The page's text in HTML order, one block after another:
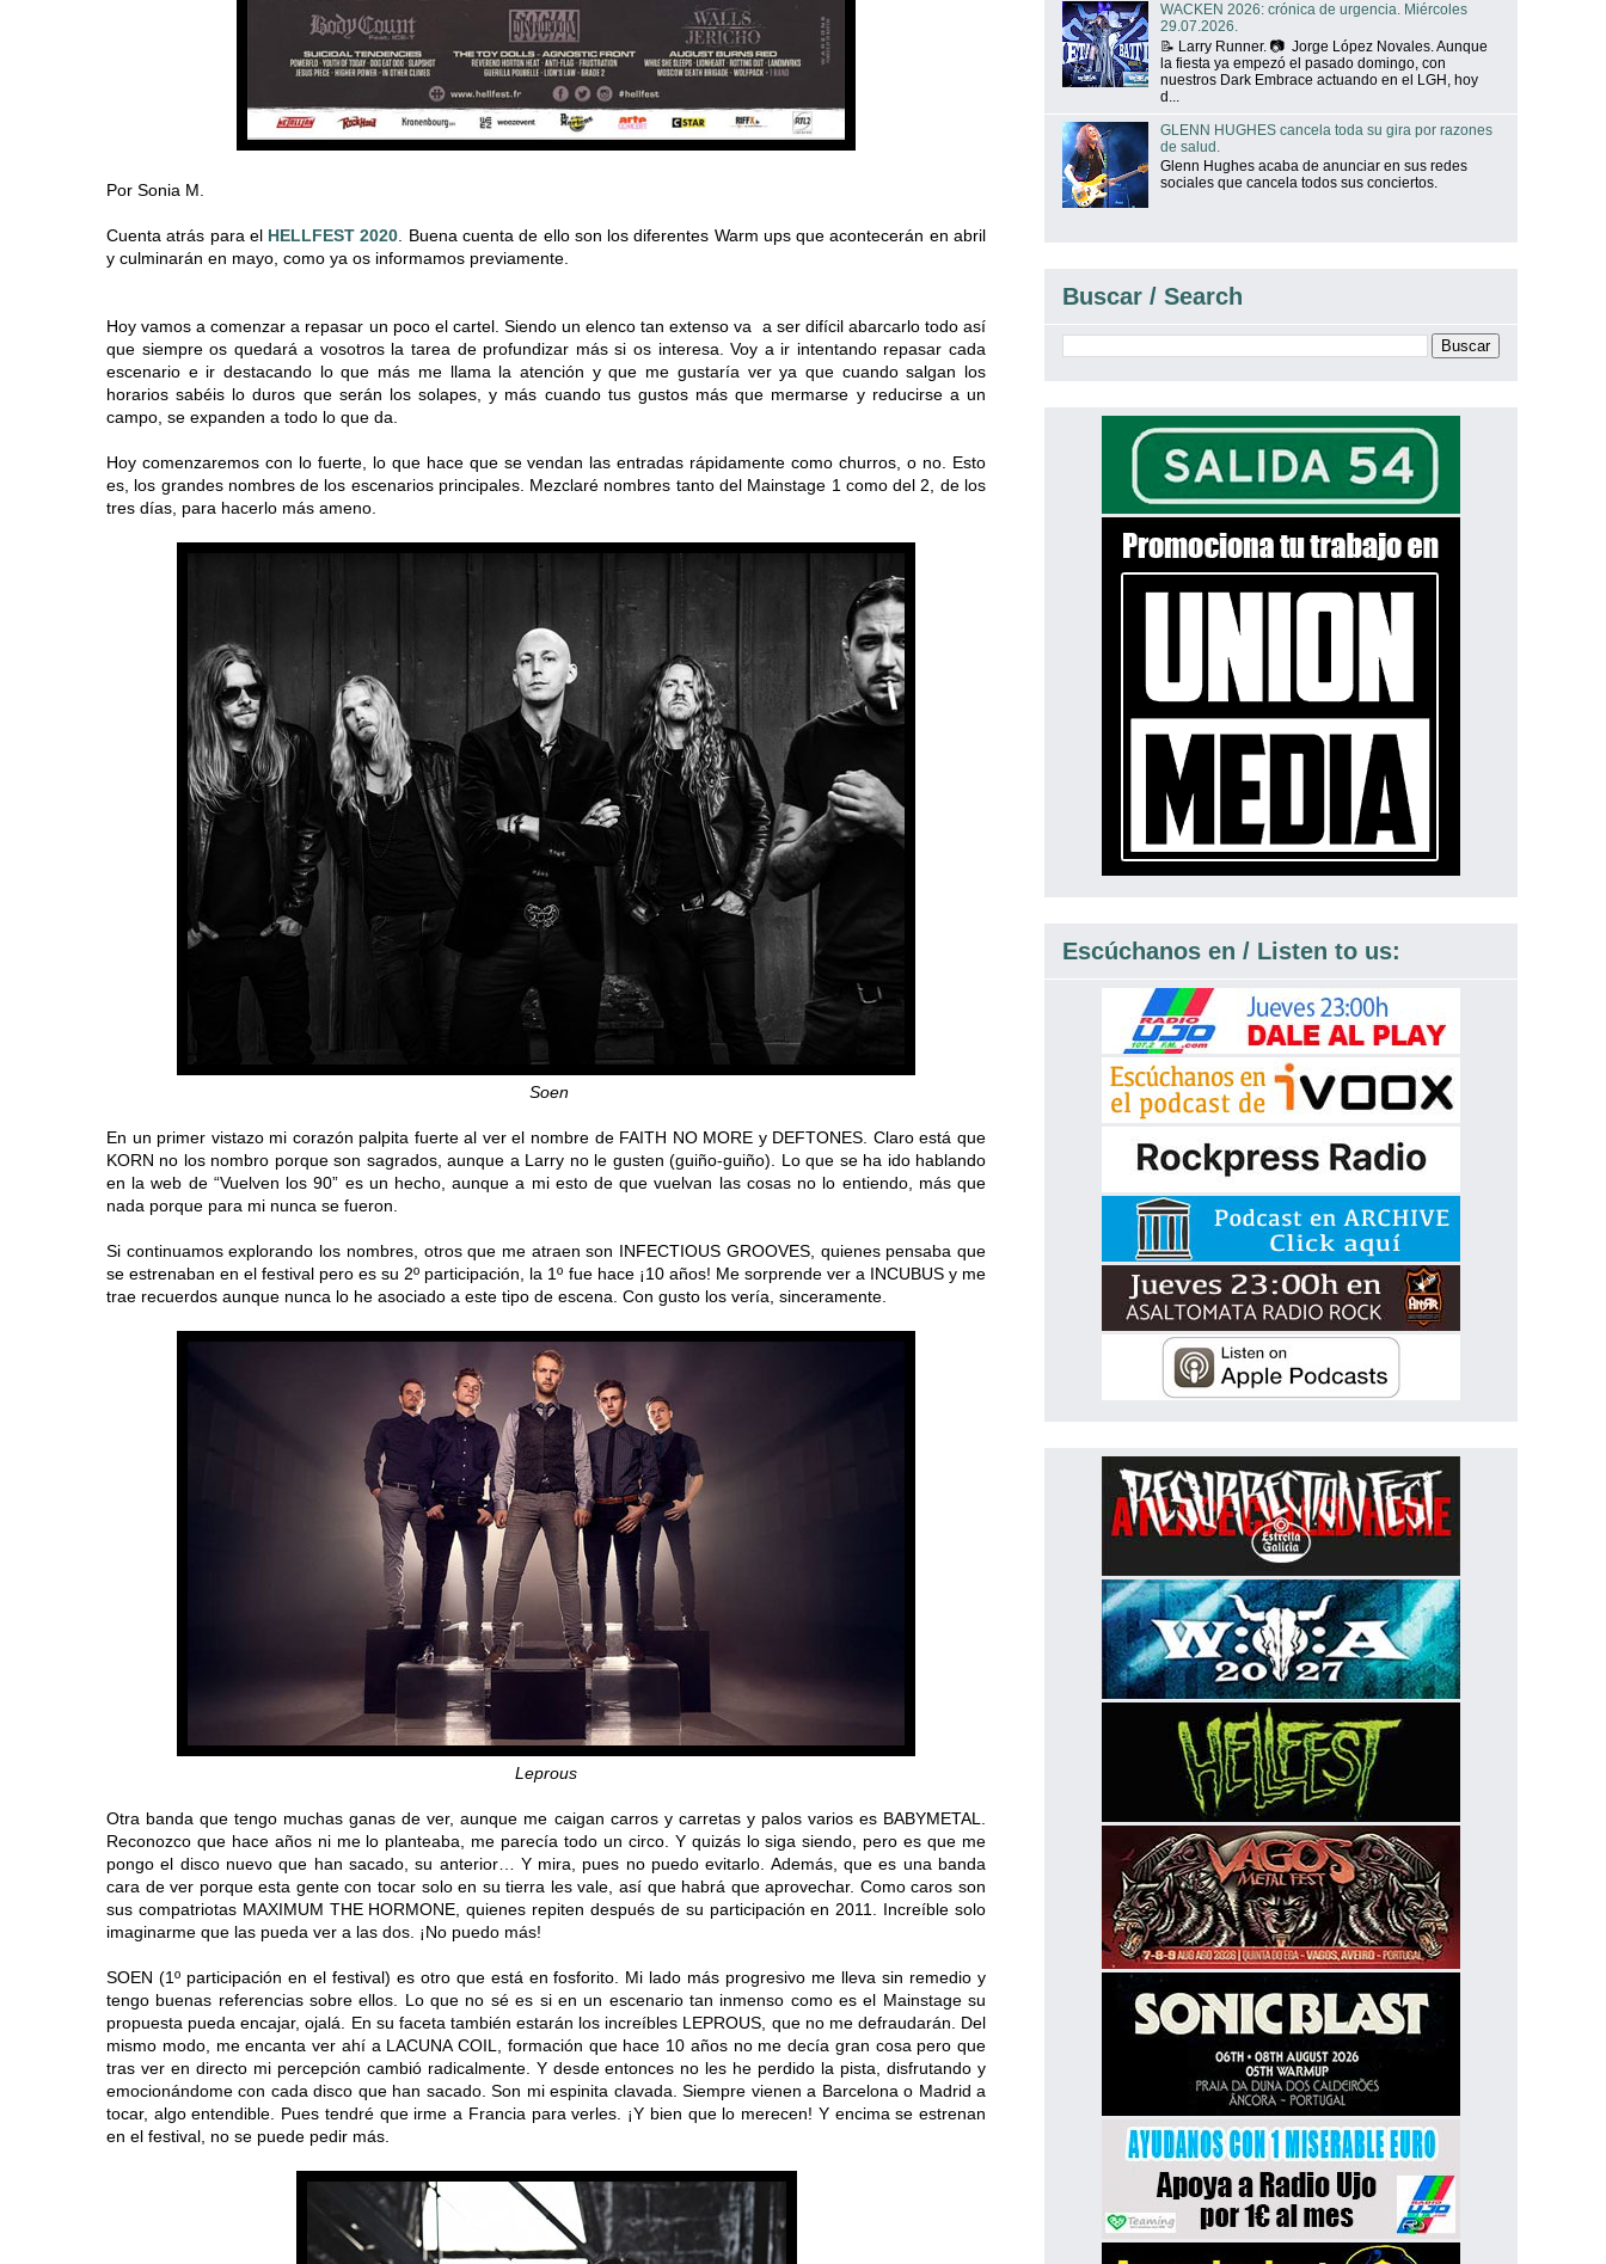
Por Sonia M.
Cuenta atrás para el HELLFEST 2020. Buena cuenta de ello son los diferentes Warm ups que acontecerán en abril
y culminarán en mayo, como ya os informamos previamente.
Hoy vamos a comenzar a repasar un poco el cartel. Siendo un elenco tan extenso va a ser difícil abarcarlo todo así
que siempre os quedará a vosotros la tarea de profundizar más si os interesa. Voy a ir intentando repasar cada
escenario e ir destacando lo que más me llama la atención y que me gustaría ver ya que cuando salgan los
horarios sabéis lo duros que serán los solapes, y más cuando tus gustos más que mermarse y reducirse a un
campo, se expanden a todo lo que da.
Hoy comenzaremos con lo fuerte, lo que hace que se vendan las entradas rápidamente como churros, o no. Esto
es, los grandes nombres de los escenarios principales. Mezclaré nombres tanto del Mainstage 1 como del 2, de los
tres días, para hacerlo más ameno.
Soen
En un primer vistazo mi corazón palpita fuerte al ver el nombre de FAITH NO MORE y DEFTONES. Claro está que
KORN no los nombro porque son sagrados, aunque a Larry no le gusten (guiño-guiño). Lo que se ha ido hablando
en la web de “Vuelven los 90” es un hecho, aunque a mi esto de que vuelvan las cosas no lo entiendo, más que
nada porque para mi nunca se fueron.
Si continuamos explorando los nombres, otros que me atraen son INFECTIOUS GROOVES, quienes pensaba que
se estrenaban en el festival pero es su 2º participación, la 1º fue hace ¡10 años! Me sorprende ver a INCUBUS y me
trae recuerdos aunque nunca lo he asociado a este tipo de escena. Con gusto los vería, sinceramente.
Leprous
Otra banda que tengo muchas ganas de ver, aunque me caigan carros y carretas y palos varios es BABYMETAL.
Reconozco que hace años ni me lo planteaba, me parecía todo un circo. Y quizás lo siga siendo, pero es que me
pongo el disco nuevo que han sacado, su anterior… Y mira, pues no puedo evitarlo. Además, que es una banda
cara de ver porque esta gente con tocar solo en su tierra les vale, así que habrá que aprovechar. Como caros son
sus compatriotas MAXIMUM THE HORMONE, quienes repiten después de su participación en 2011. Increíble solo
imaginarme que las pueda ver a las dos. ¡No puedo más!
SOEN (1º participación en el festival) es otro que está en fosforito. Mi lado más progresivo me lleva sin remedio y
tengo buenas referencias sobre ellos. Lo que no sé es si en un escenario tan inmenso como es el Mainstage su
propuesta pueda encajar, ojalá. En su faceta también estarán los increíbles LEPROUS, que no me defraudarán. Del
mismo modo, me encanta ver ahí a LACUNA COIL, formación que hace 10 años no me decía gran cosa pero que
tras ver en directo mi percepción cambió radicalmente. Y desde entonces no les he perdido la pista, disfrutando y
emocionándome con cada disco que han sacado. Son mi espinita clavada. Siempre vienen a Barcelona o Madrid a
tocar, algo entendible. Pues tendré que irme a Francia para verles. ¡Y bien que lo merecen! Y encima se estrenan
en el festival, no se puede pedir más.
WACKEN 2026: crónica de urgencia. Miércoles
29.07.2026.
📝 Larry Runner. 📷 Jorge López Novales. Aunque
la fiesta ya empezó el pasado domingo, con
nuestros Dark Embrace actuando en el LGH, hoy
d...
GLENN HUGHES cancela toda su gira por razones
de salud.
Glenn Hughes acaba de anunciar en sus redes
sociales que cancela todos sus conciertos.
Buscar / Search
Escúchanos en / Listen to us: